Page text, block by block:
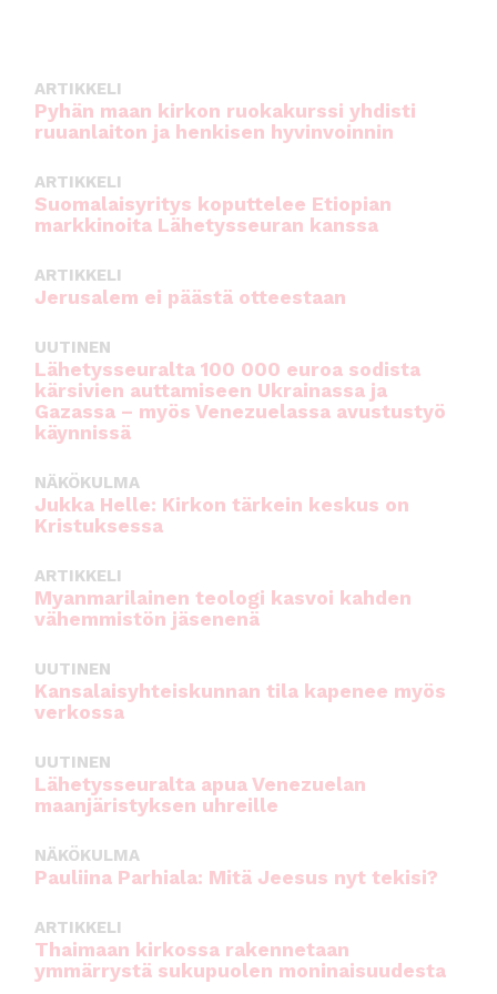
o
o
k
p
ARTIKKELI
Pyhän maan kirkon ruokakurssi yhdisti
ruuanlaiton ja henkisen hyvinvoinnin
ARTIKKELI
Suomalaisyritys koputtelee Etiopian
markkinoita Lähetysseuran kanssa
ARTIKKELI
Jerusalem ei päästä otteestaan
UUTINEN
Lähetysseuralta 100 000 euroa sodista
kärsivien auttamiseen Ukrainassa ja
Gazassa – myös Venezuelassa avustustyö
käynnissä
NÄKÖKULMA
Jukka Helle: Kirkon tärkein keskus on
Kristuksessa
ARTIKKELI
Myanmarilainen teologi kasvoi kahden
vähemmistön jäsenenä
UUTINEN
Kansalaisyhteiskunnan tila kapenee myös
verkossa
UUTINEN
Lähetysseuralta apua Venezuelan
maanjäristyksen uhreille
NÄKÖKULMA
Pauliina Parhiala: Mitä Jeesus nyt tekisi?
ARTIKKELI
Thaimaan kirkossa rakennetaan
ymmärrystä sukupuolen moninaisuudesta